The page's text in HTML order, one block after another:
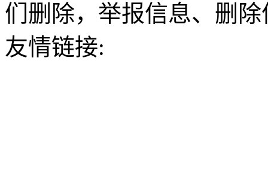
们删除，举报信息、删
友情链接: